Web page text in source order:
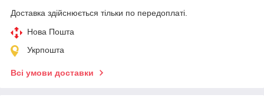
Доставка здійснюється тільки по передоплаті.
Нова Пошта
Укрпошта
Всі умови доставки